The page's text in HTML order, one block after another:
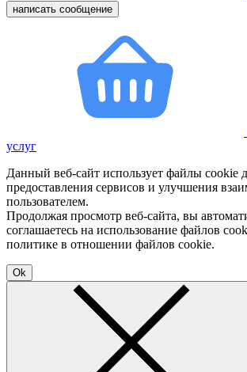
написать сообщение
услуг
Данный веб-сайт использует файлы cookie
предоставления сервисов и улучшения
пользователем.
Продолжая просмотр веб-сайта, вы
соглашаетесь на использование файлов
политике в отношении файлов cookie.
Ok